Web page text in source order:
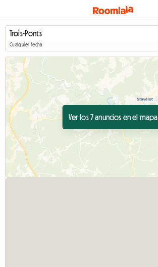
Cualquier fecha
Ver los 7 anuncios en el mapa